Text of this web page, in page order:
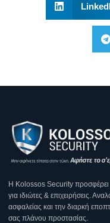
Η Κοlossos Security προσφέρει
για ιδιώτες & επιχειρήσεις.
ασφαλείας και την διαρκή
σας πλάνου προστασίας.